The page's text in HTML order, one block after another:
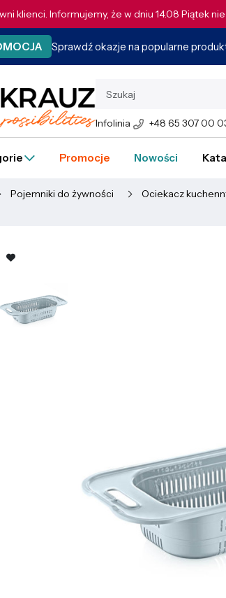
klienci. Informujemy, że w dniu 14.08 Piątek
Sprawdź okazje na popularne
Infolinia +48 65 307 00
Promocje Nowości
Pojemniki do żywności Ociekacz